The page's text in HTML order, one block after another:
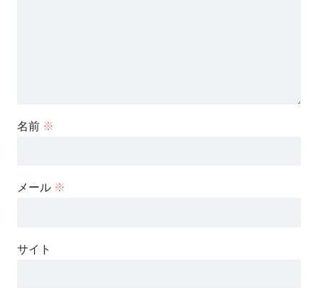
名前 ※
メール ※
サイト